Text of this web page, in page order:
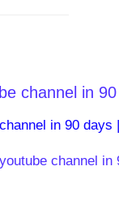
channel in
channel in